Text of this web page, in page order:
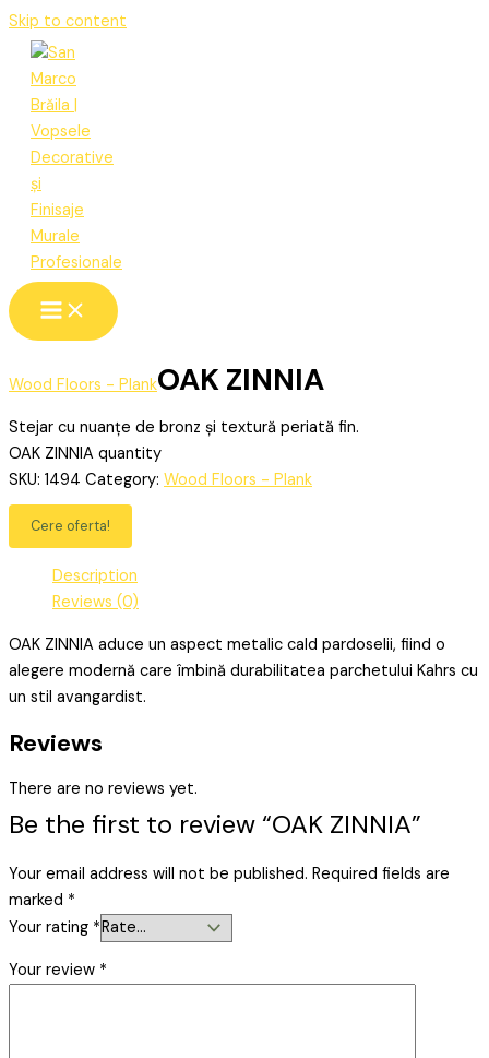
Skip to content
Wood Floors - PlankOAK ZINNIA
Stejar cu nuanțe de bronz și textură periată fin.
OAK ZINNIA quantity
SKU: 1494 Category: Wood Floors - Plank
Cere oferta!
Description
Reviews (0)
OAK ZINNIA aduce un aspect metalic cald pardoselii, fiind o
alegere modernă care îmbină durabilitatea parchetului Kahrs cu
un stil avangardist.
Reviews
There are no reviews yet.
Be the first to review “OAK ZINNIA”
Your email address will not be published. Required fields are
marked *
Your rating *
Your review *